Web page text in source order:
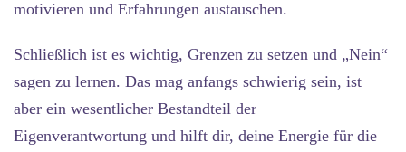
motivieren und Erfahrungen austauschen.
Schließlich ist es wichtig, Grenzen zu setzen und „Nein“
sagen zu lernen. Das mag anfangs schwierig sein, ist
aber ein wesentlicher Bestandteil der
Eigenverantwortung und hilft dir, deine Energie für die